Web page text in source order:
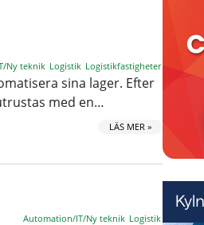
Ny teknik Logistik Logistikfastigheter
sina lager. Efter
med en…
LÄS MER »
Automation/IT/Ny teknik Logistik